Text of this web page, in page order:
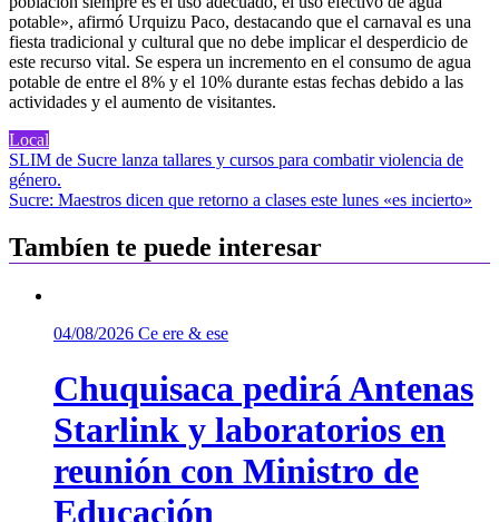
potable», afirmó Urquizu Paco, destacando que el carnaval es una
fiesta tradicional y cultural que no debe implicar el desperdicio de
este recurso vital. Se espera un incremento en el consumo de agua
potable de entre el 8% y el 10% durante estas fechas debido a las
actividades y el aumento de visitantes.
Local
Navegación
de
SLIM de Sucre lanza tallares y cursos para combatir violencia de
género.
Sucre: Maestros dicen que retorno a clases este lunes «es incierto»
Tambíen te puede interesar
04/08/2026 Ce ere & ese
Chuquisaca pedirá Antenas
Starlink y laboratorios en
reunión con Ministro de
Educación